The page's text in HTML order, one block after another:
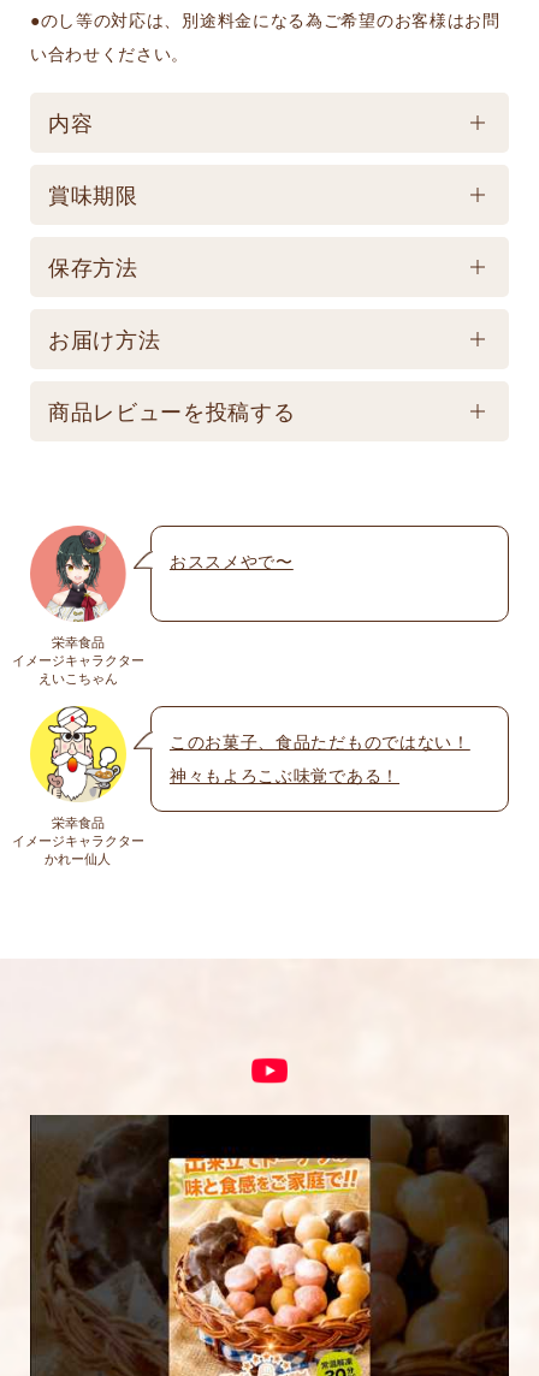
●のし等の対応は、別途料金になる為ご希望のお客様はお問
い合わせください。
内容
ケース／入数
賞味期限
賞味期限
届け商品とは異なります。】
保存方法
保存方法
保存は避けてください。
お届け方法
配送方法
発送となります。 ☆画像はイメージとなり変更にな
る為現物を優先してください。 ※人気商品の為、急
遽完売になります。ご容赦下さい。
送料
送料についての詳細はこちら
商品レビューを投稿する
名前 ※
メール※
上に表示された文字を入力してください。
5段階評価をつけてください
★
★★
★★★
★★★★
★★★★★
内容をご確認の上、「レビューを送信する」ボ
タンから送信ください。
栄幸食品
イメージキャラクター
えいこちゃん
おススメやで〜
栄幸食品
イメージキャラクター
かれー仙人
このお菓子、食品ただものではない！
神々もよろこぶ味覚である！